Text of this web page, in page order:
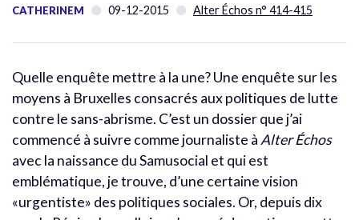
CATHERINEM 09-12-2015 Alter Échos n° 414-415
Quelle enquête mettre à la une? Une enquête sur les
moyens à Bruxelles consacrés aux politiques de lutte
contre le sans-abrisme. C’est un dossier que j’ai
commencé à suivre comme journaliste à Alter Échos
avec la naissance du Samusocial et qui est
emblématique, je trouve, d’une certaine vision
«urgentiste» des politiques sociales. Or, depuis dix